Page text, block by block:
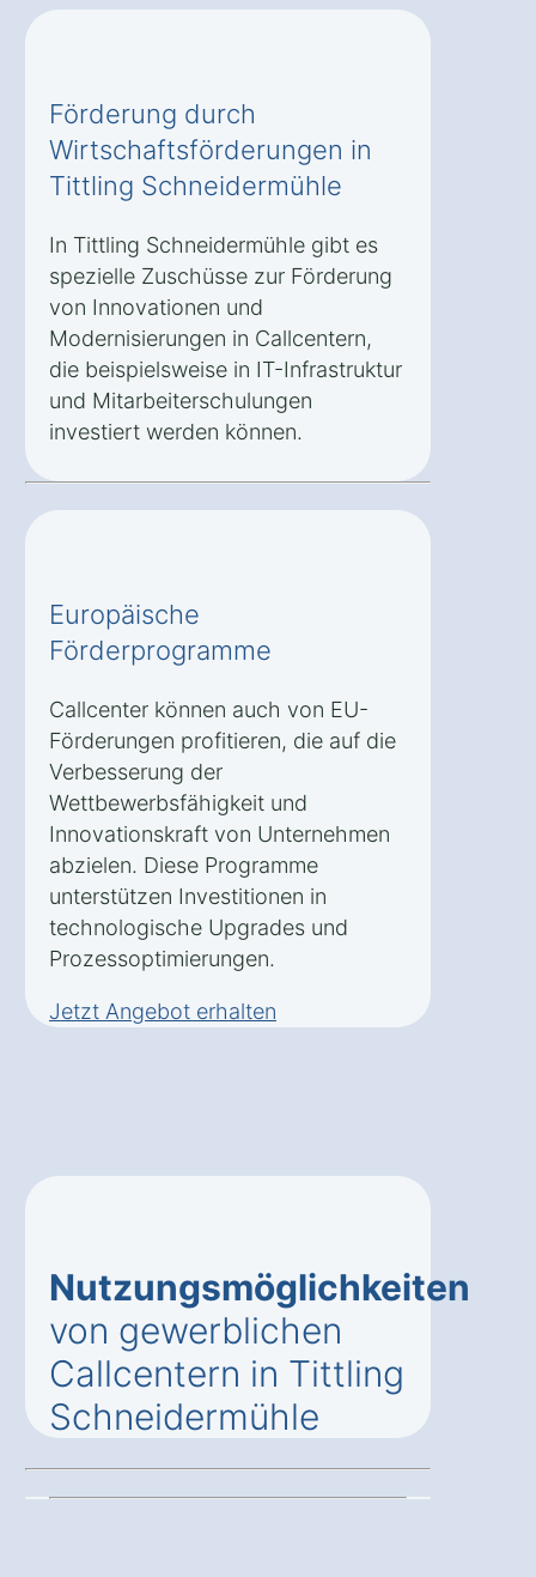
Förderung durch
Wirtschaftsförderungen in
Tittling Schneidermühle
In Tittling Schneidermühle gibt es
spezielle Zuschüsse zur Förderung
von Innovationen und
Modernisierungen in Callcentern,
die beispielsweise in IT-Infrastruktur
und Mitarbeiterschulungen
investiert werden können.
Europäische
Förderprogramme
Callcenter können auch von EU-
Förderungen profitieren, die auf die
Verbesserung der
Wettbewerbsfähigkeit und
Innovationskraft von Unternehmen
abzielen. Diese Programme
unterstützen Investitionen in
technologische Upgrades und
Prozessoptimierungen.
Jetzt Angebot erhalten
Nutzungsmöglichkeiten
von gewerblichen
Callcentern in Tittling
Schneidermühle